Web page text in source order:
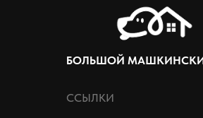
БОЛЬШОЙ
ССЫЛКИ